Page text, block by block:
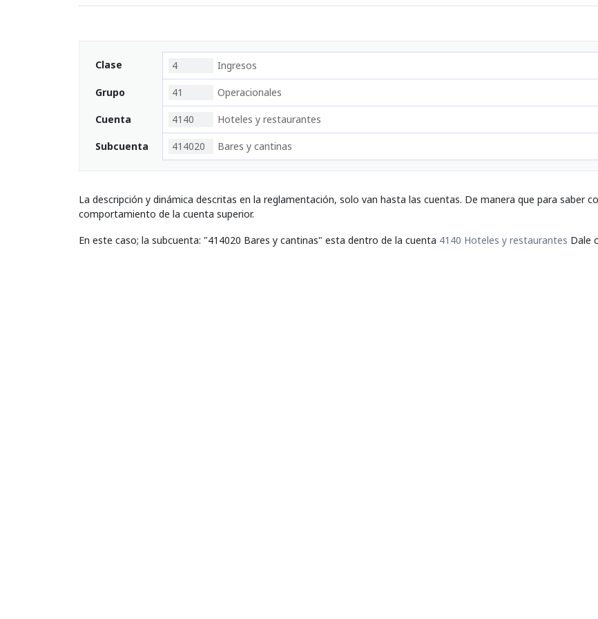
Clase 4 Ingresos
Grupo 41 Operacionales
Cuenta 4140 Hoteles y restaurantes
Subcuenta 414020 Bares y cantinas
La descripción y dinámica descritas en la reglamentación, solo van hasta las cuentas. De manera que para saber
comportamiento de la cuenta superior.
En este caso; la subcuenta: "414020 Bares y cantinas" esta dentro de la cuenta 4140 Hoteles y restaurantes Dale